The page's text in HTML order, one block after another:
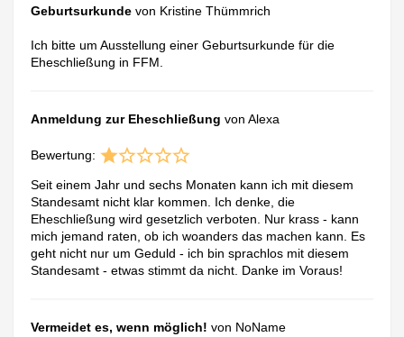
Geburtsurkunde von Kristine Thümmrich
Ich bitte um Ausstellung einer Geburtsurkunde für die
Eheschließung in FFM.
Anmeldung zur Eheschließung von Alexa
Bewertung:
Seit einem Jahr und sechs Monaten kann ich mit diesem
Standesamt nicht klar kommen. Ich denke, die
Eheschließung wird gesetzlich verboten. Nur krass - kann
mich jemand raten, ob ich woanders das machen kann. Es
geht nicht nur um Geduld - ich bin sprachlos mit diesem
Standesamt - etwas stimmt da nicht. Danke im Voraus!
Vermeidet es, wenn möglich! von NoName